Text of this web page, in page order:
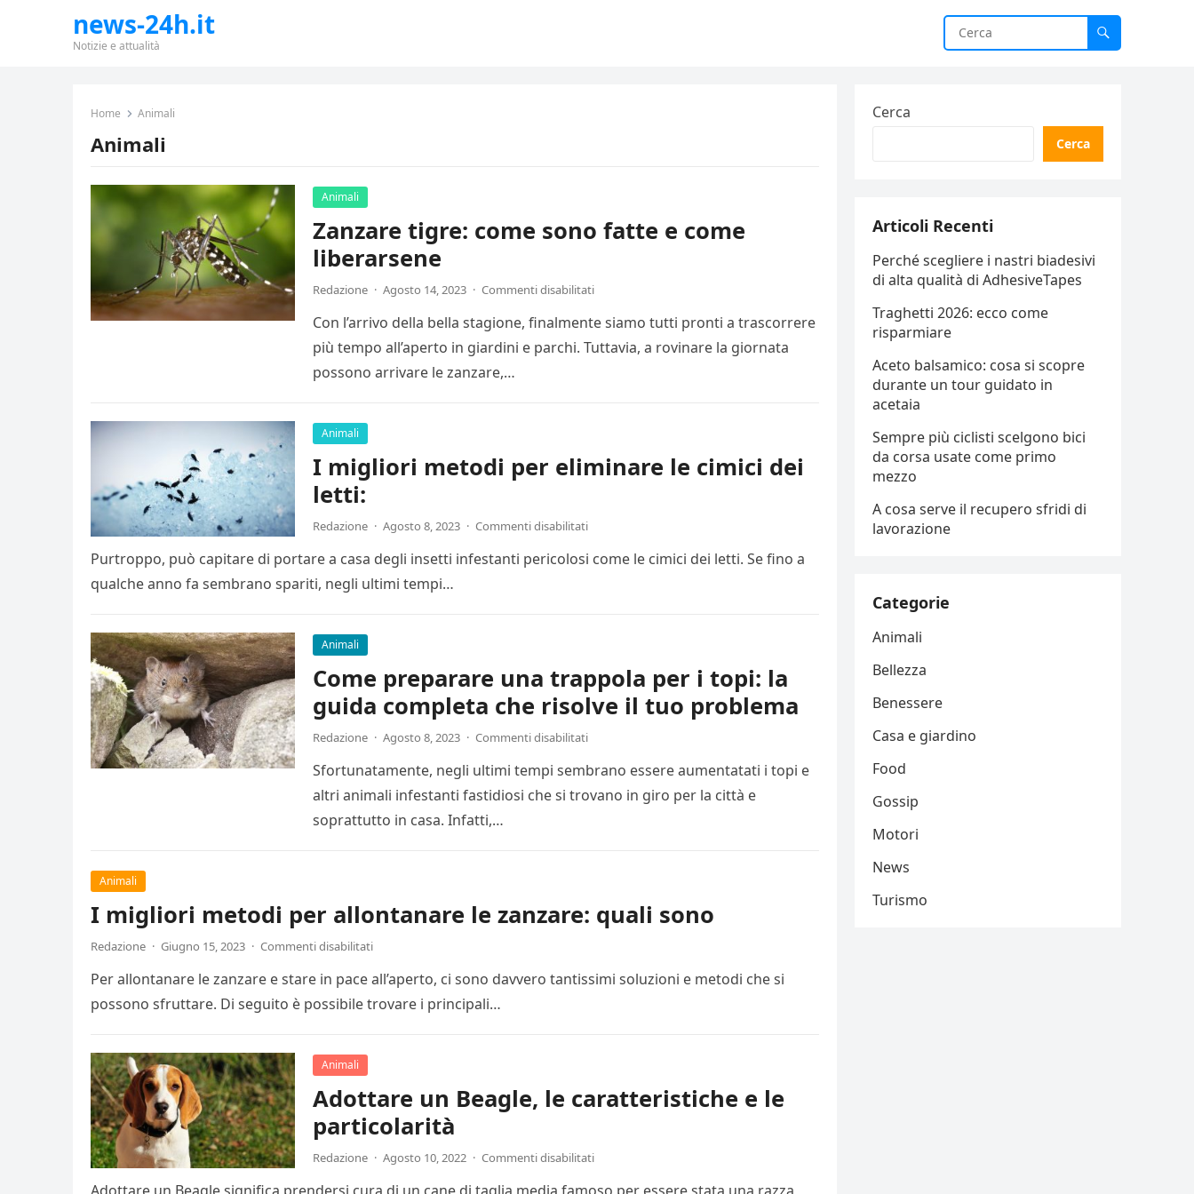
news-24h.it
Notizie e attualità
Home Animali
Animali
Animali
Zanzare tigre: come sono fatte e come
liberarsene
Redazione · Agosto 14, 2023 · Commenti disabilitati
Con l’arrivo della bella stagione, finalmente siamo tutti pronti a trascorrere
più tempo all’aperto in giardini e parchi. Tuttavia, a rovinare la giornata
possono arrivare le zanzare,…
Animali
I migliori metodi per eliminare le cimici dei
letti:
Redazione · Agosto 8, 2023 · Commenti disabilitati
Purtroppo, può capitare di portare a casa degli insetti infestanti pericolosi come le cimici dei letti. Se fino a
qualche anno fa sembrano spariti, negli ultimi tempi…
Animali
Come preparare una trappola per i topi: la
guida completa che risolve il tuo problema
Redazione · Agosto 8, 2023 · Commenti disabilitati
Sfortunatamente, negli ultimi tempi sembrano essere aumentatati i topi e
altri animali infestanti fastidiosi che si trovano in giro per la città e
soprattutto in casa. Infatti,…
Animali
I migliori metodi per allontanare le zanzare: quali sono
Redazione · Giugno 15, 2023 · Commenti disabilitati
Per allontanare le zanzare e stare in pace all’aperto, ci sono davvero tantissimi soluzioni e metodi che si
possono sfruttare. Di seguito è possibile trovare i principali…
Animali
Adottare un Beagle, le caratteristiche e le
particolarità
Redazione · Agosto 10, 2022 · Commenti disabilitati
Cerca
Cerca
Articoli Recenti
Perché scegliere i nastri biadesivi
di alta qualità di AdhesiveTapes
Traghetti 2026: ecco come
risparmiare
Aceto balsamico: cosa si scopre
durante un tour guidato in
acetaia
Sempre più ciclisti scelgono bici
da corsa usate come primo
mezzo
A cosa serve il recupero sfridi di
lavorazione
Categorie
Animali
Bellezza
Benessere
Casa e giardino
Food
Gossip
Motori
News
Turismo